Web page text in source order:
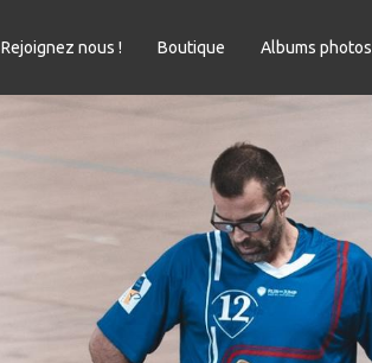
Rejoignez nous ! Boutique Albums photos